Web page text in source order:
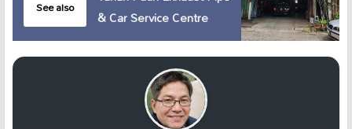
See also
& Car Service Centre